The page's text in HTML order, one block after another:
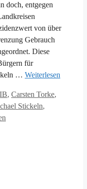
doch, entgegen
von über
Gebrauch
Diese
für
… Weiterlesen
, Carsten Torke,
Stickeln,